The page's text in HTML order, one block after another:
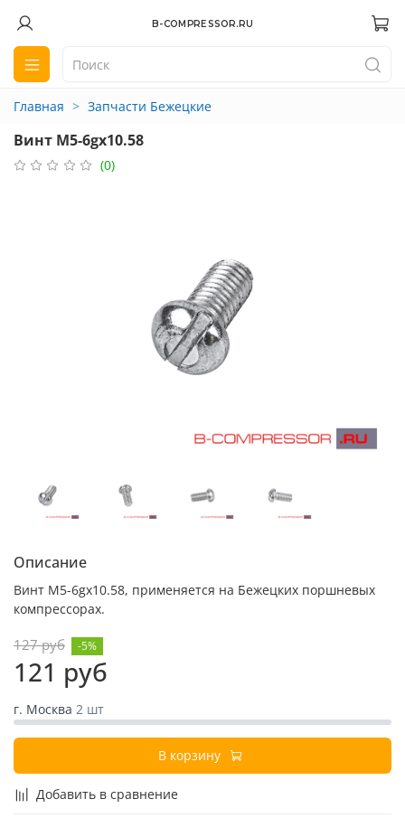
B-COMPRESSOR.RU
Главная Запчасти Бежецкие
Винт М5-6gх10.58
(0)
Добавить в сравнение
Описание
Винт М5-6gх10.58, применяется на Бежецких поршневых
компрессорах.
127 руб
121 руб
-5%
г. Москва 2 шт
В корзину